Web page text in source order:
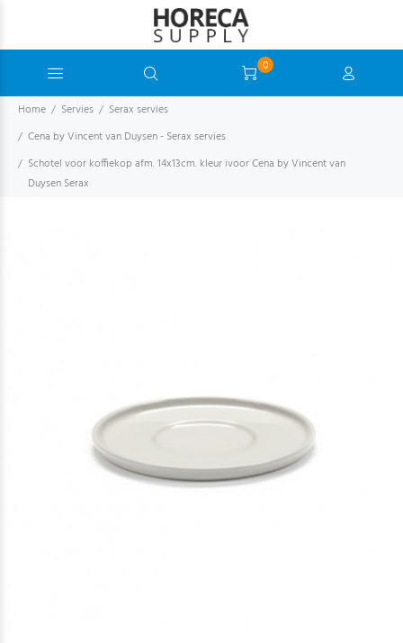
0
Home Servies
Serax servies
Cena by Vincent van Duysen - Serax servies
Schotel voor koffiekop afm. 14x13cm. kleur ivoor Cena by Vincent van
Duysen Serax